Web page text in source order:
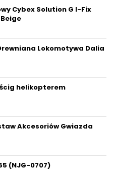
Cybex Solution G I-Fix
Lokomotywa Dalia
helikopterem
Akcesoriów Gwiazda
(NJG-0707)